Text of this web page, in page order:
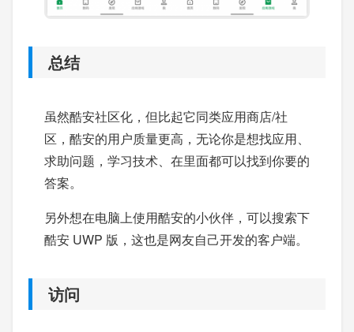
总结
虽然酷安社区化，但比起它同类应用商店/社
区，酷安的用户质量更高，无论你是想找应用、
求助问题，学习技术、在里面都可以找到你要的
答案。
另外想在电脑上使用酷安的小伙伴，可以搜索下
酷安 UWP 版，这也是网友自己开发的客户端。
访问